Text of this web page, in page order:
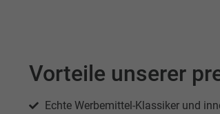
Vorteile unserer
Echte Werbemittel-Klassiker und